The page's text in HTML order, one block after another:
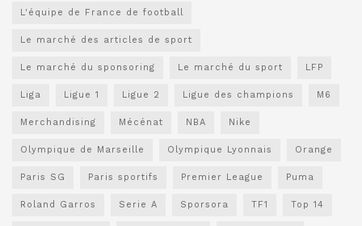
L'équipe de France de football
Le marché des articles de sport
Le marché du sponsoring Le marché du sport LFP
Liga Ligue 1 Ligue 2 Ligue des champions M6
Merchandising Mécénat NBA Nike
Olympique de Marseille Olympique Lyonnais Orange
Paris SG Paris sportifs Premier League Puma
Roland Garros Serie A Sporsora TF1 Top 14